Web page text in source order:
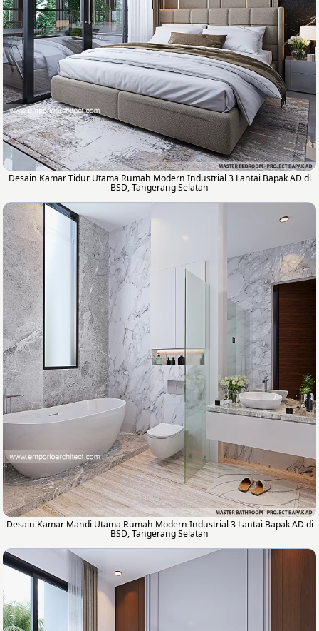
Desain Kamar Tidur Utama Rumah Modern Industrial 3 Lantai Bapak AD di
BSD, Tangerang Selatan
Desain Kamar Mandi Utama Rumah Modern Industrial 3 Lantai Bapak AD di
BSD, Tangerang Selatan